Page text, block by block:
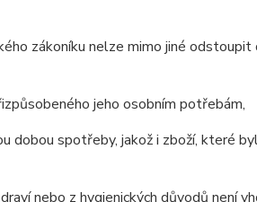
zákoníku nelze mimo jiné odstoupit
jeho osobním potřebám,
spotřeby, jakož i zboží, které
nebo z hygienických důvodů není